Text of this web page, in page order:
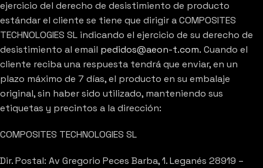
ejercicio del derecho de desistimiento de producto
estándar el cliente se tiene que dirigir a COMPOSITES
TECHNOLOGIES SL indicando el ejercicio de su derecho de
desistimiento al email pedidos@aeon-t.com. Cuando el
cliente reciba una respuesta tendrá que enviar, en un
plazo máximo de 7 días, el producto en su embalaje
original, sin haber sido utilizado, manteniendo sus
etiquetas y precintos a la dirección:
COMPOSITES TECHNOLOGIES SL
Dir. Postal: Av Gregorio Peces Barba, 1. Leganés 28919 –